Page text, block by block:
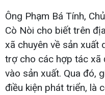
Ông Phạm Bá Tính,
Cò Nòi cho biết trên
xã chuyên về sản xuất
trợ cho các hợp tác xã
vào sản xuất. Qua đó,
điều kiện phát triển, là